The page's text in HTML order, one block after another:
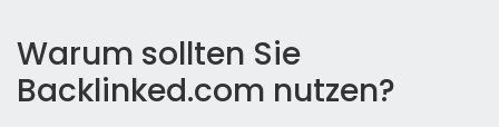
Warum sollten Sie
Backlinked.com nutzen?